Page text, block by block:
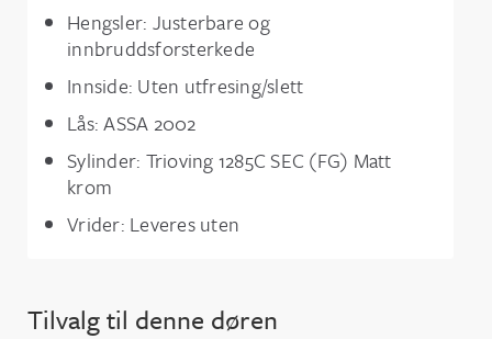
Hengsler: Justerbare og
innbruddsforsterkede
Innside: Uten utfresing/slett
Lås: ASSA 2002
Sylinder: Trioving 1285C SEC (FG) Matt
krom
Vrider: Leveres uten
Tilvalg til denne døren